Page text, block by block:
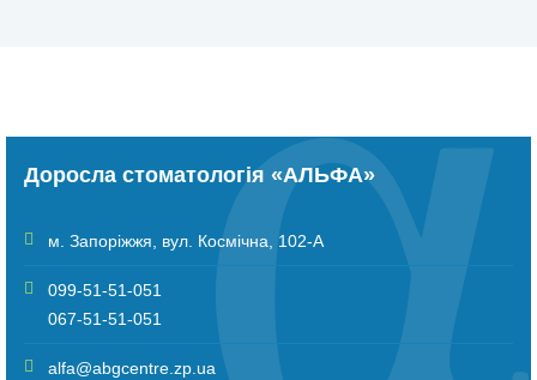
Доросла стоматологія «АЛЬФА»
м. Запоріжжя, вул. Космічна, 102-А
099-51-51-051
067-51-51-051
alfa@abgcentre.zp.ua